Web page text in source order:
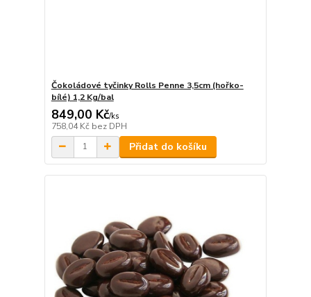
Čokoládové tyčinky Rolls Penne 3,5cm (hořko-
bílé) 1,2 Kg/bal
849,00 Kč/ks
758,04 Kč bez DPH
Přidat do košíku